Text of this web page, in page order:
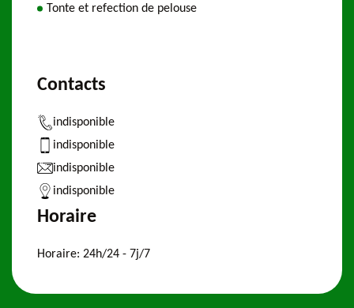
Tonte et refection de pelouse
Contacts
indisponible
indisponible
indisponible
indisponible
Horaire
Horaire: 24h/24 - 7j/7